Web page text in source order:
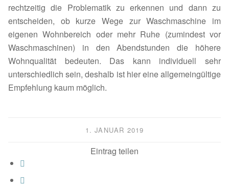
rechtzeitig die Problematik zu erkennen und dann zu
entscheiden, ob kurze Wege zur Waschmaschine im
eigenen Wohnbereich oder mehr Ruhe (zumindest vor
Waschmaschinen) in den Abendstunden die höhere
Wohnqualität bedeuten. Das kann individuell sehr
unterschiedlich sein, deshalb ist hier eine allgemeingültige
Empfehlung kaum möglich.
1. JANUAR 2019
Eintrag teilen